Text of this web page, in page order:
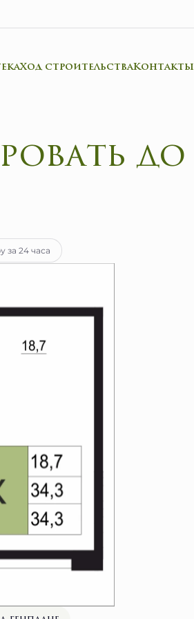
Ход строительстваКонтакты
за 24 часа